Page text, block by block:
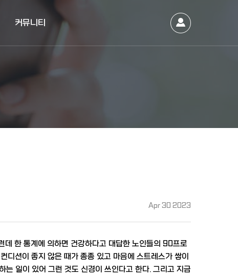
커뮤니티
Apr 30 2023
한 통계에 의하면 건강하다고 대답한 노인들의 90프로
디션이 좋지 않은 때가 종종 있고 마음에 스트레스가 쌓이
일이 있어 그런 것도 신경이 쓰인다고 한다. 그리고 지금